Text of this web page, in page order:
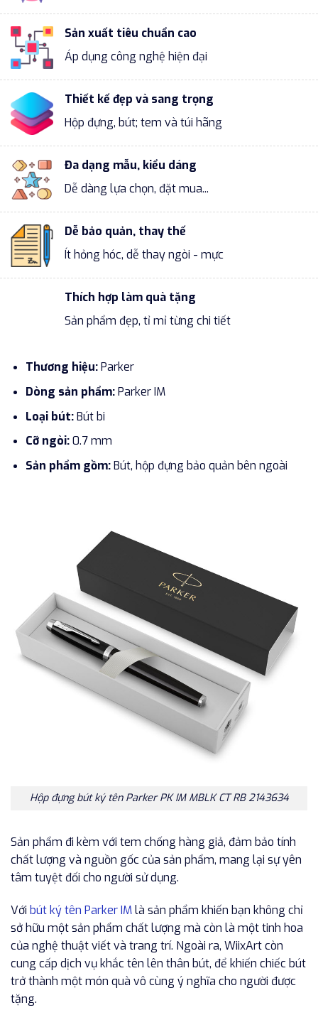
Sản xuất tiêu chuẩn cao
Áp dụng công nghệ hiện đại
Thiết kế đẹp và sang trọng
Hộp đựng, bút; tem và túi hãng
Đa dạng mẫu, kiểu dáng
Dễ dàng lựa chọn, đặt mua...
Dễ bảo quản, thay thế
Ít hỏng hóc, dễ thay ngòi - mực
Thích hợp làm quà tặng
Sản phẩm đẹp, tỉ mỉ từng chi tiết
Thương hiệu:Parker
Dòng sản phẩm:Parker IM
Loại bút:Bút bi
Cỡ ngòi:0.7 mm
Sản phẩm gồm:Bút, hộp đựng bảo quản bên ngoài
Hộp đựng bút ký tên Parker PK IM MBLK CT RB 2143634
Sản phẩm đi kèm với tem chống hàng giả, đảm bảo tính
chất lượng và nguồn gốc của sản phẩm, mang lại sự yên
tâm tuyệt đối cho người sử dụng.
Với bút ký tên Parker IMlà sản phẩm khiến bạn không chỉ
sở hữu một sản phẩm chất lượng mà còn là một tinh hoa
của nghệ thuật viết và trang trí. Ngoài ra, WiixArt còn
cung cấp dịch vụ khắc tên lên thân bút, để khiến chiếc bút
trở thành một món quà vô cùng ý nghĩa cho người được
tặng.